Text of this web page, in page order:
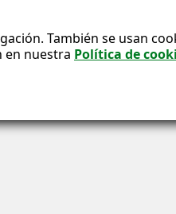
También se usan
en nuestra Política de